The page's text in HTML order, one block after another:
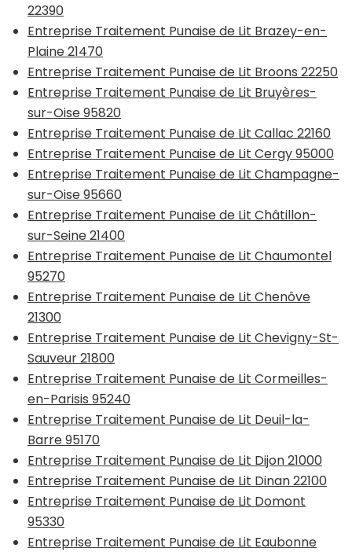
22390
Entreprise Traitement Punaise de Lit Brazey-en-
Plaine 21470
Entreprise Traitement Punaise de Lit Broons 22250
Entreprise Traitement Punaise de Lit Bruyères-
sur-Oise 95820
Entreprise Traitement Punaise de Lit Callac 22160
Entreprise Traitement Punaise de Lit Cergy 95000
Entreprise Traitement Punaise de Lit Champagne-
sur-Oise 95660
Entreprise Traitement Punaise de Lit Châtillon-
sur-Seine 21400
Entreprise Traitement Punaise de Lit Chaumontel
95270
Entreprise Traitement Punaise de Lit Chenôve
21300
Entreprise Traitement Punaise de Lit Chevigny-St-
Sauveur 21800
Entreprise Traitement Punaise de Lit Cormeilles-
en-Parisis 95240
Entreprise Traitement Punaise de Lit Deuil-la-
Barre 95170
Entreprise Traitement Punaise de Lit Dijon 21000
Entreprise Traitement Punaise de Lit Dinan 22100
Entreprise Traitement Punaise de Lit Domont
95330
Entreprise Traitement Punaise de Lit Eaubonne